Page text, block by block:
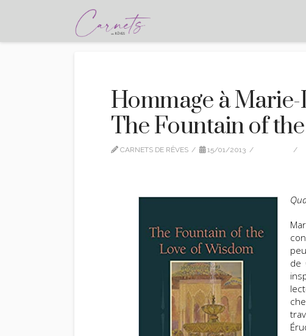
Hommage à
The Fountain of
CARNETS DE RÊVES 15/01/2013
de